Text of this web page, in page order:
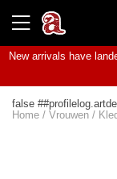
New arrivals have
false
Home / Vrouwen /